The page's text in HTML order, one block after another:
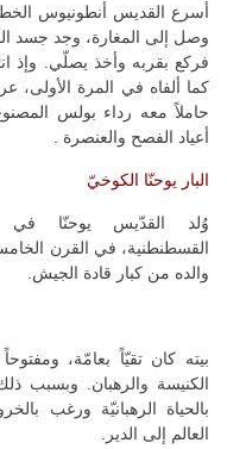
أسرع القديس أنطونيوس
وصل إلى المغارة، وجد جسد
فركع بقربه وأخذ يصلّي. وإذ
كما ألفاه في المرة الأولى،
حاملاً معه رداء بولس
أعياد الفصح والعنصرة .
البار يوحنّا الكوخيّ
وُلد القدّيس يوحنّا في
القسطنطنية، في القرن
والده من كبار قادة الجيش.
بيته كان تقيّاً بعامّة،
الكنيسة والرهبان. وبسبب
بالحياة الرهبانيّة ورغب
العالم إلى الدير.